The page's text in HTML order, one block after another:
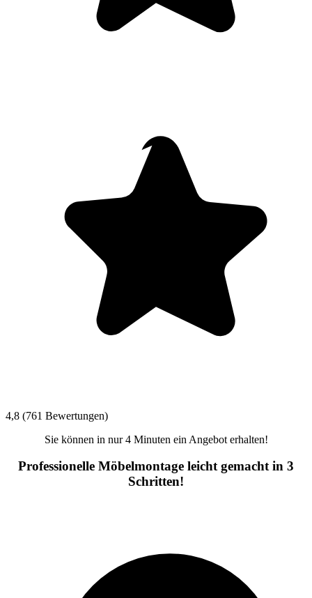
4,8 (761 Bewertungen)
Sie können in nur 4 Minuten ein Angebot erhalten!
Professionelle Möbelmontage leicht gemacht in 3
Schritten!